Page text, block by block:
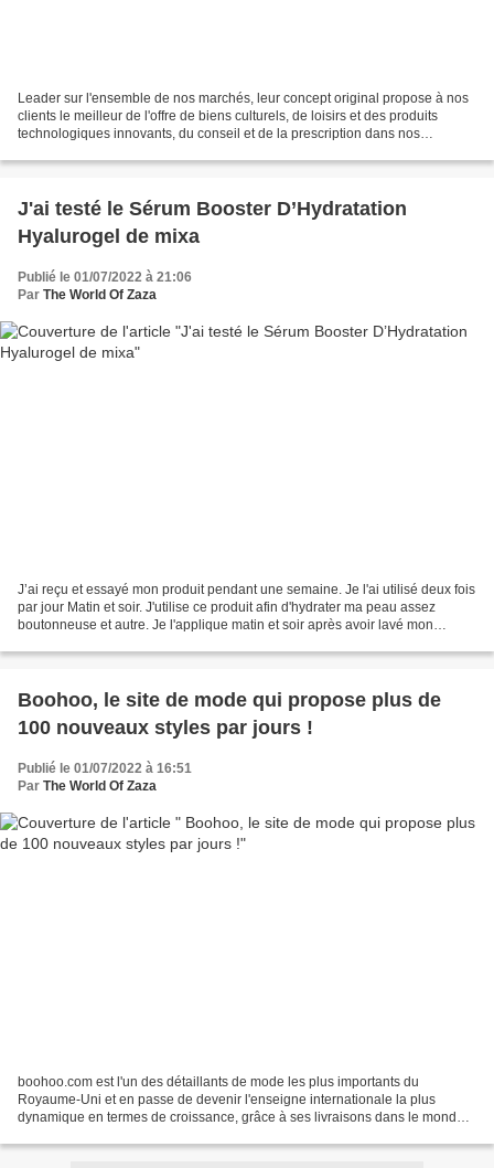
Leader sur l'ensemble de nos marchés, leur concept original propose à nos
clients le meilleur de l'offre de biens culturels, de loisirs et des produits
technologiques innovants, du conseil et de la prescription dans nos
J'ai testé le Sérum Booster D’Hydratation
Hyalurogel de mixa
Publié le 01/07/2022 à 21:06
Par The World Of Zaza
J’ai reçu et essayé mon produit pendant une semaine. Je l'ai utilisé deux fois
par jour Matin et soir. J'utilise ce produit afin d'hydrater ma peau assez
boutonneuse et autre. Je l'applique matin et soir après avoir lavé mon
Boohoo, le site de mode qui propose plus de
100 nouveaux styles par jours !
Publié le 01/07/2022 à 16:51
Par The World Of Zaza
boohoo.com est l'un des détaillants de mode les plus importants du
Royaume-Uni et en passe de devenir l'enseigne internationale la plus
dynamique en termes de croissance, grâce à ses livraisons dans le monde